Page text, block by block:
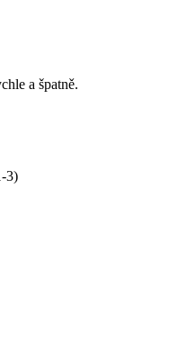
a špatně.
3)